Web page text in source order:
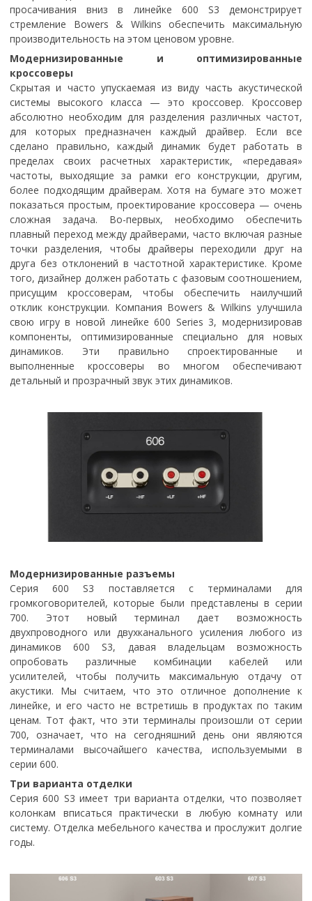
просачивания вниз в линейке 600 S3 демонстрирует
стремление Bowers & Wilkins обеспечить максимальную
производительность на этом ценовом уровне.
Модернизированные и оптимизированные
кроссоверы
Скрытая и часто упускаемая из виду часть акустической
системы высокого класса — это кроссовер. Кроссовер
абсолютно необходим для разделения различных частот,
для которых предназначен каждый драйвер. Если все
сделано правильно, каждый динамик будет работать в
пределах своих расчетных характеристик, «передавая»
частоты, выходящие за рамки его конструкции, другим,
более подходящим драйверам. Хотя на бумаге это может
показаться простым, проектирование кроссовера — очень
сложная задача. Во-первых, необходимо обеспечить
плавный переход между драйверами, часто включая разные
точки разделения, чтобы драйверы переходили друг на
друга без отклонений в частотной характеристике. Кроме
того, дизайнер должен работать с фазовым соотношением,
присущим кроссоверам, чтобы обеспечить наилучший
отклик конструкции. Компания Bowers & Wilkins улучшила
свою игру в новой линейке 600 Series 3, модернизировав
компоненты, оптимизированные специально для новых
динамиков. Эти правильно спроектированные и
выполненные кроссоверы во многом обеспечивают
детальный и прозрачный звук этих динамиков.
Модернизированные разъемы
Серия 600 S3 поставляется с терминалами для
громкоговорителей, которые были представлены в серии
700. Этот новый терминал дает возможность
двухпроводного или двухканального усиления любого из
динамиков 600 S3, давая владельцам возможность
опробовать различные комбинации кабелей или
усилителей, чтобы получить максимальную отдачу от
акустики. Мы считаем, что это отличное дополнение к
линейке, и его часто не встретишь в продуктах по таким
ценам. Тот факт, что эти терминалы произошли от серии
700, означает, что на сегодняшний день они являются
терминалами высочайшего качества, используемыми в
серии 600.
Три варианта отделки
Серия 600 S3 имеет три варианта отделки, что позволяет
колонкам вписаться практически в любую комнату или
систему. Отделка мебельного качества и прослужит долгие
годы.